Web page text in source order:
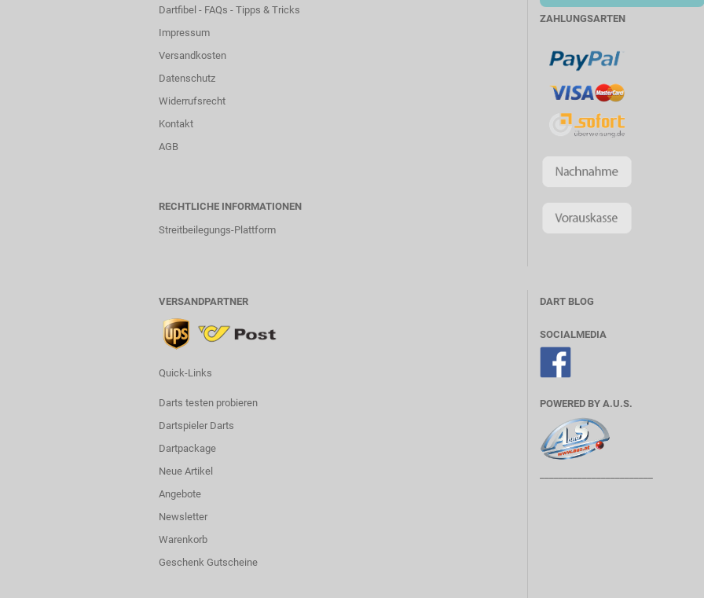
Dartfibel - FAQs - Tipps & Tricks
Impressum
Versandkosten
Datenschutz
Widerrufsrecht
Kontakt
AGB
RECHTLICHE INFORMATIONEN
Streitbeilegungs-Plattform
ZAHLUNGSARTEN
VERSANDPARTNER
Quick-Links
Darts testen probieren
Dartspieler Darts
Dartpackage
Neue Artikel
Angebote
Newsletter
Warenkorb
Geschenk Gutscheine
DART BLOG
SOCIALMEDIA
POWERED BY A.U.S.